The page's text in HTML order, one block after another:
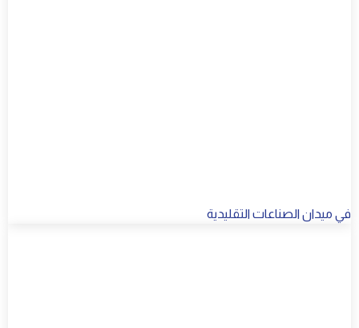
في ميدان الصناعات التقليدية